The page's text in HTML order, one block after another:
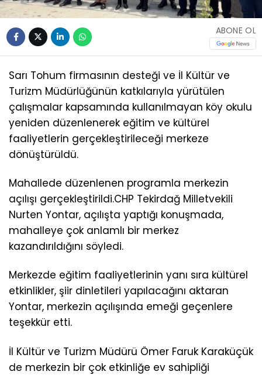
ABONE OL
Sarı Tohum firmasının desteği ve İl Kültür ve
Turizm Müdürlüğünün katkılarıyla yürütülen
çalışmalar kapsamında kullanılmayan köy okulu
yeniden düzenlenerek eğitim ve kültürel
faaliyetlerin gerçekleştirileceği merkeze
dönüştürüldü.
Mahallede düzenlenen programla merkezin
açılışı gerçekleştirildi.CHP Tekirdağ Milletvekili
Nurten Yontar, açılışta yaptığı konuşmada,
mahalleye çok anlamlı bir merkez
kazandırıldığını söyledi.
Merkezde eğitim faaliyetlerinin yanı sıra kültürel
etkinlikler, şiir dinletileri yapılacağını aktaran
Yontar, merkezin açılışında emeği geçenlere
teşekkür etti.
İl Kültür ve Turizm Müdürü Ömer Faruk Karaküçük
de merkezin bir çok etkinliğe ev sahipliği